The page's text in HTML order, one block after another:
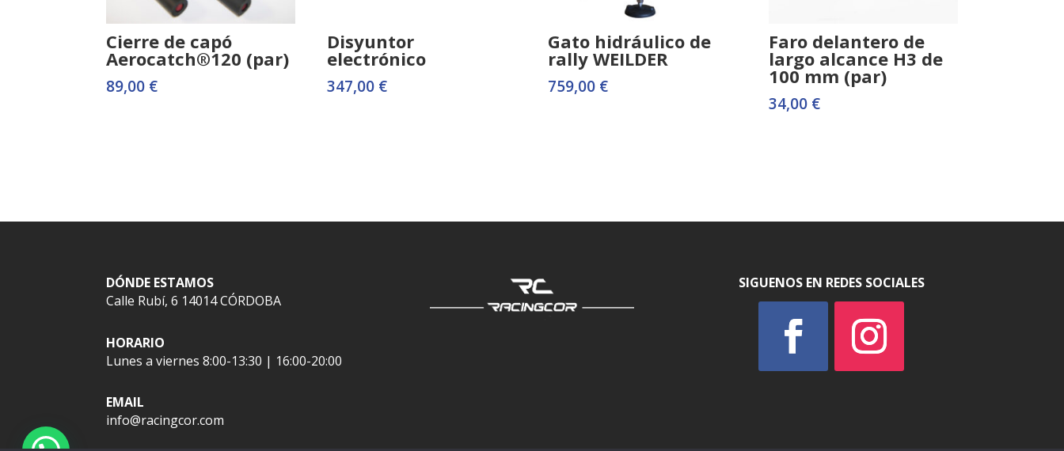
Cierre de capó
Aerocatch®120 (par)
89,00 €
Disyuntor
electrónico
347,00 €
Gato hidráulico de
rally WEILDER
759,00 €
Faro delantero de
largo alcance H3 de
100 mm (par)
34,00 €
DÓNDE ESTAMOS
Calle Rubí, 6 14014 CÓRDOBA
HORARIO
Lunes a viernes 8:00-13:30 | 16:00-20:00
EMAIL
info@racingcor.com
SIGUENOS EN REDES SOCIALES